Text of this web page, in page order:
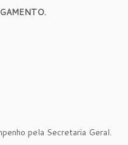
pela Secretaria Geral.